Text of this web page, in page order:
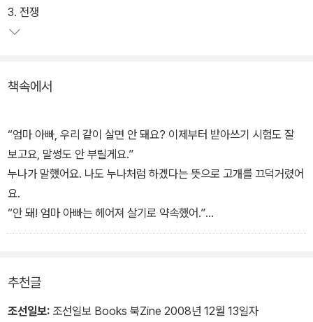
다. 이처럼 남매의 적극적인 사고와 행동은 통쾌할 정도로 아이들의
입장을 잘 대변한다.
더라도 금세 즐겁고 재미있는 것에 관심을 쏟는 아이들의 심리가 생
게 판단을 강요하거나 혹은 아이들의 사고를 멋대로 단정하여 보려
했던 어른들에게 큰 깨달음의 기회가 주고 있다.
3. 전쟁
책속에서
“엄마 아빠, 우리 같이 살면 안 돼요? 이제부터 받아쓰기 시험도 잘
보고요, 말썽도 안 부릴게요.”
누나가 말했어요. 나도 누나처럼 하겠다는 뜻으로 고개를 끄덕거렸어
요.
“안 돼! 엄마 아빠는 헤어져 살기로 약속했어.”
가만히 있던 아빠가 말했어요.
누나의 말에 엄마가 싸늘하게 말했어요.
나도 말했어요.
추천글
조선일보: 조선일보 Books 북Zine 2008년 12월 13일자